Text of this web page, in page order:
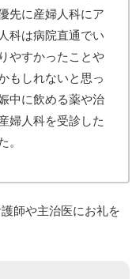
先に産婦人科にア
科は病院直通でい
やすかったことや
もしれないと思っ
中に飲める薬や治
婦人科を受診した
。
師や主治医にお礼を